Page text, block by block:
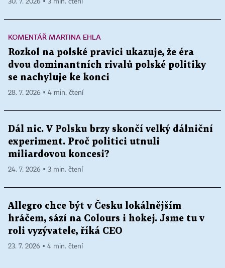
30. 7. 2026 ▪ 3 min. čtení
KOMENTÁŘ MARTINA EHLA
Rozkol na polské pravici ukazuje, že éra
dvou dominantních rivalů polské politiky
se nachyluje ke konci
28. 7. 2026 ▪ 4 min. čtení
Dál nic. V Polsku brzy skončí velký dálniční
experiment. Proč politici utnuli
miliardovou koncesi?
24. 7. 2026 ▪ 3 min. čtení
Allegro chce být v Česku lokálnějším
hráčem, sází na Colours i hokej. Jsme tu v
roli vyzývatele, říká CEO
23. 7. 2026 ▪ 4 min. čtení